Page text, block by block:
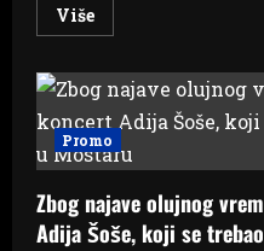
VišeRead
more
je
za
sadnju
kupusnjača
Promo
Zbog najave olujnog
Adija Šoše, koji se